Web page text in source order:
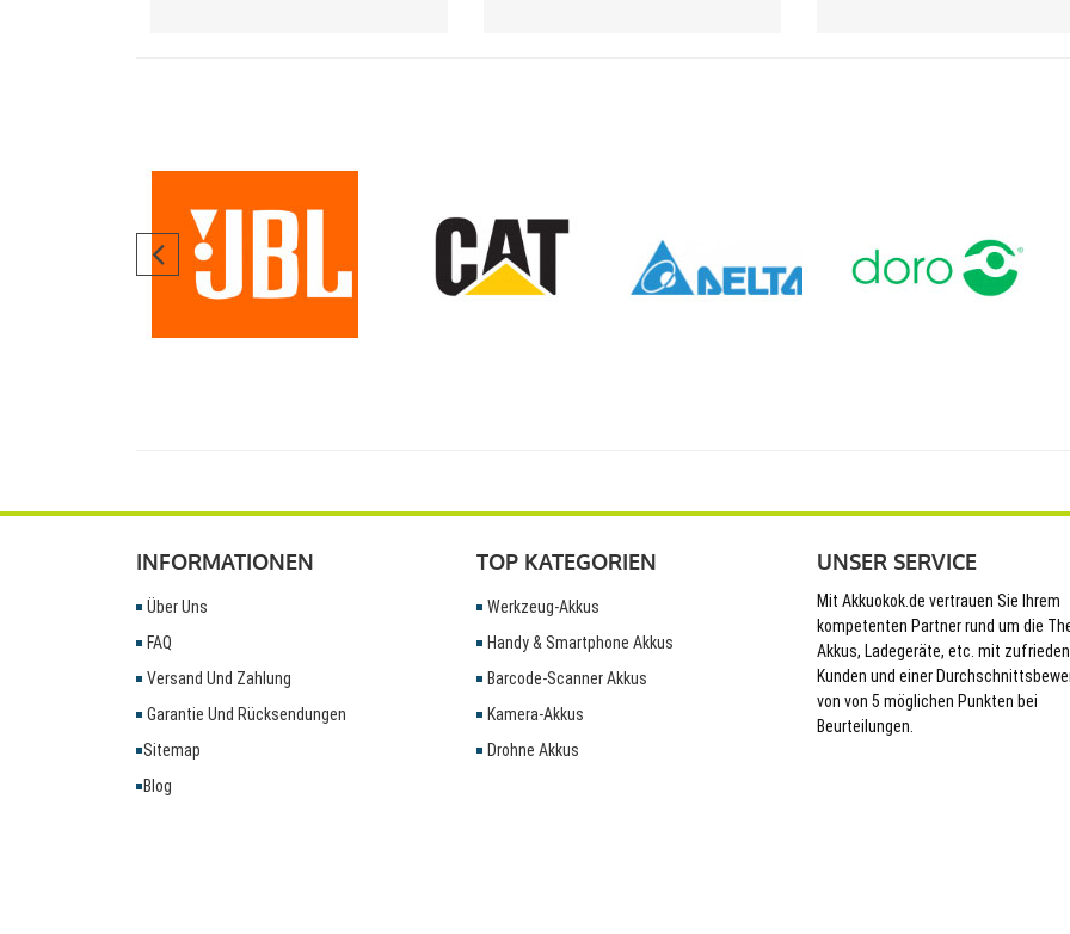
INFORMATIONEN
Über Uns
FAQ
Versand Und Zahlung
Garantie Und Rücksendungen
Sitemap
Blog
TOP KATEGORIEN
Werkzeug-Akkus
Handy & Smartphone Akkus
Barcode-Scanner Akkus
Kamera-Akkus
Drohne Akkus
UNSER SERVICE
Mit Akkuokok.de vertrauen Sie Ihrem
kompetenten Partner rund um die
Akkus, Ladegeräte, etc. mit
Kunden und einer
von von 5 möglichen Punkten bei
Beurteilungen.